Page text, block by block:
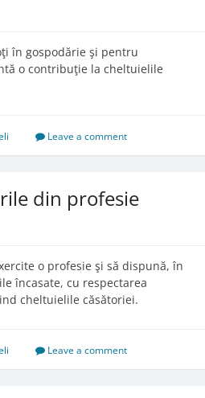
în gospodărie şi pentru
o contribuţie la cheltuielile
Leave a comment
din profesie
o profesie şi să dispună, în
încasate, cu respectarea
cheltuielile căsătoriei.
Leave a comment